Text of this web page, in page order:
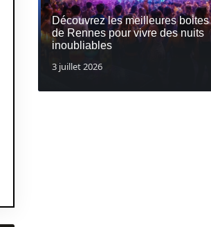
Découvrez les meilleures
de Rennes pour vivre des nuits
inoubliables
3 juillet 2026